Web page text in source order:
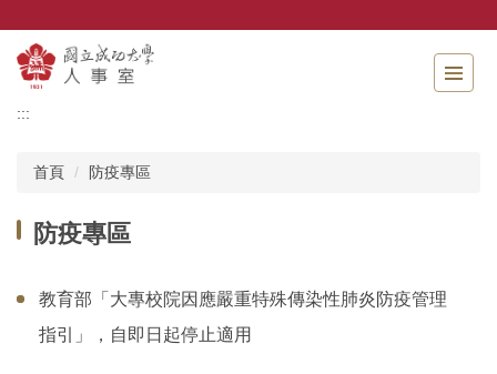
主
要
內
:::
首頁 防疫專區
防疫專區
教育部「大專校院因應嚴重特殊傳染性肺炎防疫管理
指引」，自即日起停止適用